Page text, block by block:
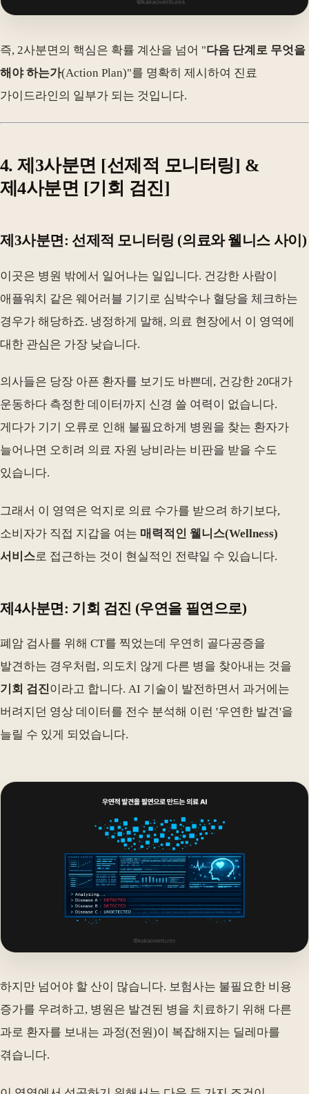
즉, 2사분면의 핵심은 확률 계산을 넘어 "다음 단계로 무엇을
해야 하는가(Action Plan)"를 명확히 제시하여 진료
가이드라인의 일부가 되는 것입니다.
4. 제3사분면 [선제적 모니터링] &
제4사분면 [기회 검진]
제3사분면: 선제적 모니터링 (의료와 웰니스 사이)
이곳은 병원 밖에서 일어나는 일입니다. 건강한 사람이
애플워치 같은 웨어러블 기기로 심박수나 혈당을 체크하는
경우가 해당하죠. 냉정하게 말해, 의료 현장에서 이 영역에
대한 관심은 가장 낮습니다.
의사들은 당장 아픈 환자를 보기도 바쁜데, 건강한 20대가
운동하다 측정한 데이터까지 신경 쓸 여력이 없습니다.
게다가 기기 오류로 인해 불필요하게 병원을 찾는 환자가
늘어나면 오히려 의료 자원 낭비라는 비판을 받을 수도
있습니다.
그래서 이 영역은 억지로 의료 수가를 받으려 하기보다,
소비자가 직접 지갑을 여는 매력적인 웰니스(Wellness)
서비스로 접근하는 것이 현실적인 전략일 수 있습니다.
제4사분면: 기회 검진 (우연을 필연으로)
폐암 검사를 위해 CT를 찍었는데 우연히 골다공증을
발견하는 경우처럼, 의도치 않게 다른 병을 찾아내는 것을
기회 검진이라고 합니다. AI 기술이 발전하면서 과거에는
버려지던 영상 데이터를 전수 분석해 이런 '우연한 발견'을
늘릴 수 있게 되었습니다.
하지만 넘어야 할 산이 많습니다. 보험사는 불필요한 비용
증가를 우려하고, 병원은 발견된 병을 치료하기 위해 다른
과로 환자를 보내는 과정(전원)이 복잡해지는 딜레마를
겪습니다.